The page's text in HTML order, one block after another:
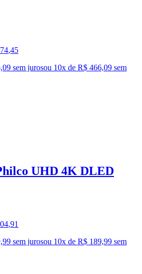
,45
sem jurosou 10x de R$ 466,09 sem
UHD 4K DLED
,91
sem jurosou 10x de R$ 189,99 sem